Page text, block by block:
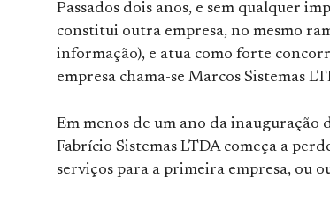
Passados dois anos, e sem qualquer
constitui outra empresa, no mesmo
informação), e atua como forte
empresa chama-se Marcos Sistemas
Em menos de um ano da inauguração
Fabrício Sistemas LTDA começa a
serviços para a primeira empresa, ou